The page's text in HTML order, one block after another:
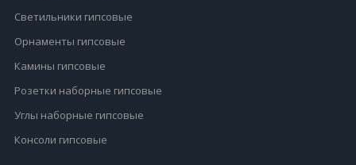
Светильники гипсовые
Орнаменты гипсовые
Камины гипсовые
Розетки наборные гипсовые
Углы наборные гипсовые
Консоли гипсовые